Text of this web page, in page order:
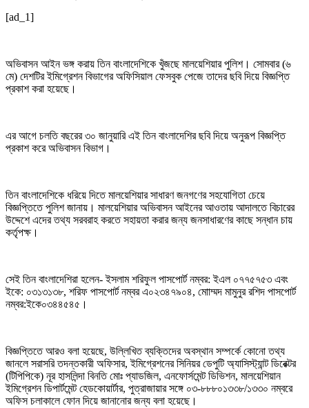
[ad_1]
অভিবাসন আইন ভঙ্গ করায় তিন বাংলাদেশিকে খুঁজছে মালয়েশিয়ার পুলিশ। সোমবার (৬
মে) দেশটির ইমিগ্রেশন বিভাগের অফিসিয়াল ফেসবুক পেজে তাদের ছবি দিয়ে বিজ্ঞপ্তি
প্রকাশ করা হয়েছে।
এর আগে চলতি বছরের ৩০ জানুয়ারি এই তিন বাংলাদেশির ছবি দিয়ে অনুরূপ বিজ্ঞপ্তি
প্রকাশ করে অভিবাসন বিভাগ।
তিন বাংলাদেশিকে ধরিয়ে দিতে মালয়েশিয়ার সাধারণ জনগণের সহযোগিতা চেয়ে
বিজ্ঞপ্তিতে পুলিশ জানায়। মালয়েশিয়ার অভিবাসন আইনের আওতায় আদালতে বিচারের
উদ্দেশে এদের তথ্য সরবরাহ করতে সহায়তা করার জন্য জনসাধারণের কাছে সন্ধান চায়
কর্তৃপক্ষ।
সেই তিন বাংলাদেশিরা হলেন- ইসলাম শরিফুল পাসপোর্ট নম্বর: ইএল ০৭৭৫৭৫৩ এবং
ইকে: ০৩১৩১৩৮, শরিফ পাসপোর্ট নম্বর এ০২৩৪৭৯০৪, মোাম্মদ মামুনুর রশিদ পাসপোর্ট
নম্বর:ইকে০৩৪৪৫৪৫।
বিজ্ঞপ্তিতে আরও বলা হয়েছে, উল্লিখিত ব্যক্তিদের অবস্থান সম্পর্কে কোনো তথ্য
জানলে সরাসরি তদন্তকারী অফিসার, ইমিগ্রেশনের সিনিয়র ডেপুটি অ্যাসিস্ট্যান্ট ডিরেক্টর
(টিপিপিকে) নূর হাসলিন্দা বিনতি মোঃ প্যাডজিল, এনফোর্সমেন্ট ডিভিশন, মালয়েশিয়ান
ইমিগ্রেশন ডিপার্টমেন্ট হেডকোয়ার্টার, পুত্রাজায়ার সঙ্গে ০৩-৮৮৮০১৩৩৮/১৩৩০ নম্বরে
অফিস চলাকালে ফোন দিয়ে জানানোর জন্য বলা হয়েছে।